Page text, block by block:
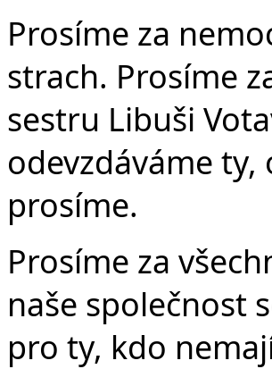
Prosíme za
strach. Prosíme
sestru Libuši
odevzdáváme ty,
prosíme.
Prosíme za
naše společnost
pro ty, kdo